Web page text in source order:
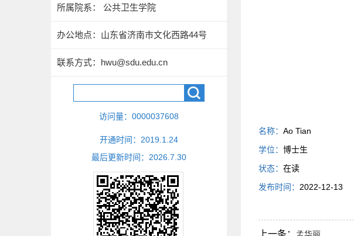
所属院系： 公共卫生学院
办公地点：山东省济南市文化西路44号
联系方式： hwu@sdu.edu.cn
访问量： 0000037608
开通时间： 2019 1 24
最后更新时间： 2026 7 30
名称： Ao Tian
学位： 博士生
状态： 在读
发布时间： 2022-12-13
上一条：